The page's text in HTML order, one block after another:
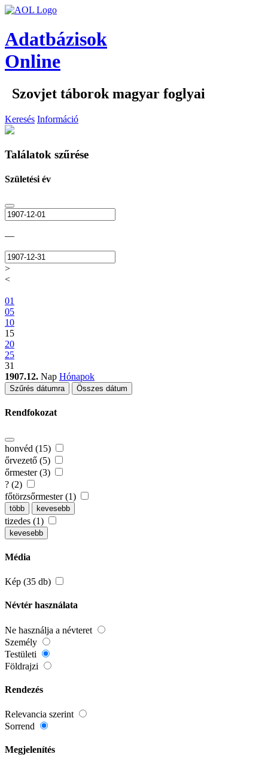
Adatbázisok
Online
Szovjet táborok magyar foglyai
Keresés Információ
Találatok szűrése
Születési év
—
>
<
01
05
10
15
20
25
31
1907.12. Nap Hónapok
Szűrés dátumra Összes dátum
Rendfokozat
honvéd (15)
őrvezető (5)
őrmester (3)
? (2)
főtörzsőrmester (1)
több kevesebb
tizedes (1)
kevesebb
Média
Kép (35 db)
Névtér használata
Ne használja a névteret
Személy
Testületi
Földrajzi
Rendezés
Relevancia szerint
Sorrend
Megjelenítés